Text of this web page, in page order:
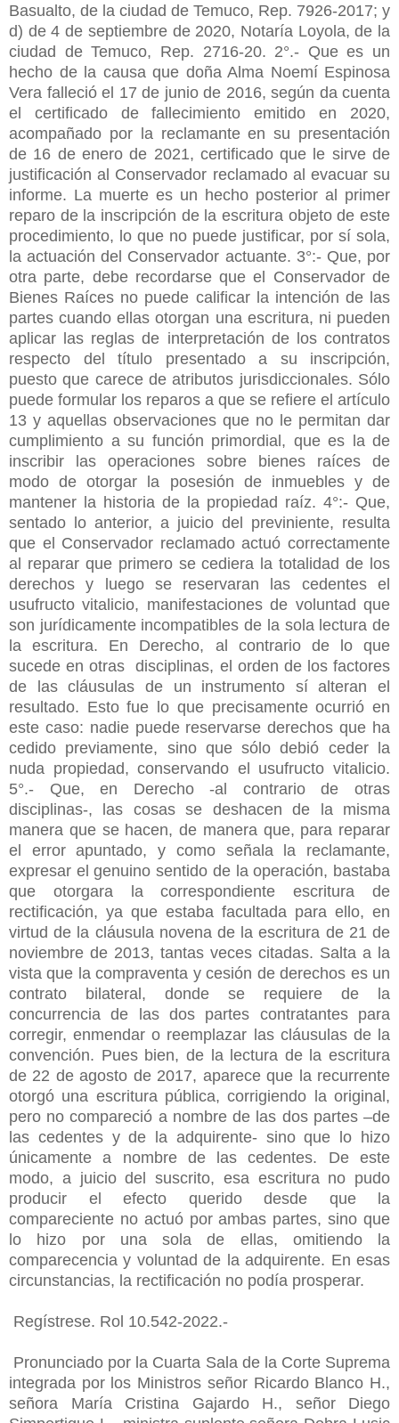
Basualto, de la ciudad de Temuco, Rep. 7926-2017; y
d) de 4 de septiembre de 2020, Notaría Loyola, de la
ciudad de Temuco, Rep. 2716-20. 2°.- Que es un
hecho de la causa que doña Alma Noemí Espinosa
Vera falleció el 17 de junio de 2016, según da cuenta
el certificado de fallecimiento emitido en 2020,
acompañado por la reclamante en su presentación
de 16 de enero de 2021, certificado que le sirve de
justificación al Conservador reclamado al evacuar su
informe. La muerte es un hecho posterior al primer
reparo de la inscripción de la escritura objeto de este
procedimiento, lo que no puede justificar, por sí sola,
la actuación del Conservador actuante. 3°:- Que, por
otra parte, debe recordarse que el Conservador de
Bienes Raíces no puede calificar la intención de las
partes cuando ellas otorgan una escritura, ni pueden
aplicar las reglas de interpretación de los contratos
respecto del título presentado a su inscripción,
puesto que carece de atributos jurisdiccionales. Sólo
puede formular los reparos a que se refiere el artículo
13 y aquellas observaciones que no le permitan dar
cumplimiento a su función primordial, que es la de
inscribir las operaciones sobre bienes raíces de
modo de otorgar la posesión de inmuebles y de
mantener la historia de la propiedad raíz. 4°:- Que,
sentado lo anterior, a juicio del previniente, resulta
que el Conservador reclamado actuó correctamente
al reparar que primero se cediera la totalidad de los
derechos y luego se reservaran las cedentes el
usufructo vitalicio, manifestaciones de voluntad que
son jurídicamente incompatibles de la sola lectura de
la escritura. En Derecho, al contrario de lo que
sucede en otras disciplinas, el orden de los factores
de las cláusulas de un instrumento sí alteran el
resultado. Esto fue lo que precisamente ocurrió en
este caso: nadie puede reservarse derechos que ha
cedido previamente, sino que sólo debió ceder la
nuda propiedad, conservando el usufructo vitalicio.
5°.- Que, en Derecho -al contrario de otras
disciplinas-, las cosas se deshacen de la misma
manera que se hacen, de manera que, para reparar
el error apuntado, y como señala la reclamante,
expresar el genuino sentido de la operación, bastaba
que otorgara la correspondiente escritura de
rectificación, ya que estaba facultada para ello, en
virtud de la cláusula novena de la escritura de 21 de
noviembre de 2013, tantas veces citadas. Salta a la
vista que la compraventa y cesión de derechos es un
contrato bilateral, donde se requiere de la
concurrencia de las dos partes contratantes para
corregir, enmendar o reemplazar las cláusulas de la
convención. Pues bien, de la lectura de la escritura
de 22 de agosto de 2017, aparece que la recurrente
otorgó una escritura pública, corrigiendo la original,
pero no compareció a nombre de las dos partes –de
las cedentes y de la adquirente- sino que lo hizo
únicamente a nombre de las cedentes. De este
modo, a juicio del suscrito, esa escritura no pudo
producir el efecto querido desde que la
compareciente no actuó por ambas partes, sino que
lo hizo por una sola de ellas, omitiendo la
comparecencia y voluntad de la adquirente. En esas
circunstancias, la rectificación no podía prosperar.
Regístrese. Rol 10.542-2022.-
Pronunciado por la Cuarta Sala de la Corte Suprema
integrada por los Ministros señor Ricardo Blanco H.,
señora María Cristina Gajardo H., señor Diego